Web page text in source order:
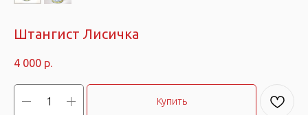
Штангист Лисичка
4 000 р.
Купить